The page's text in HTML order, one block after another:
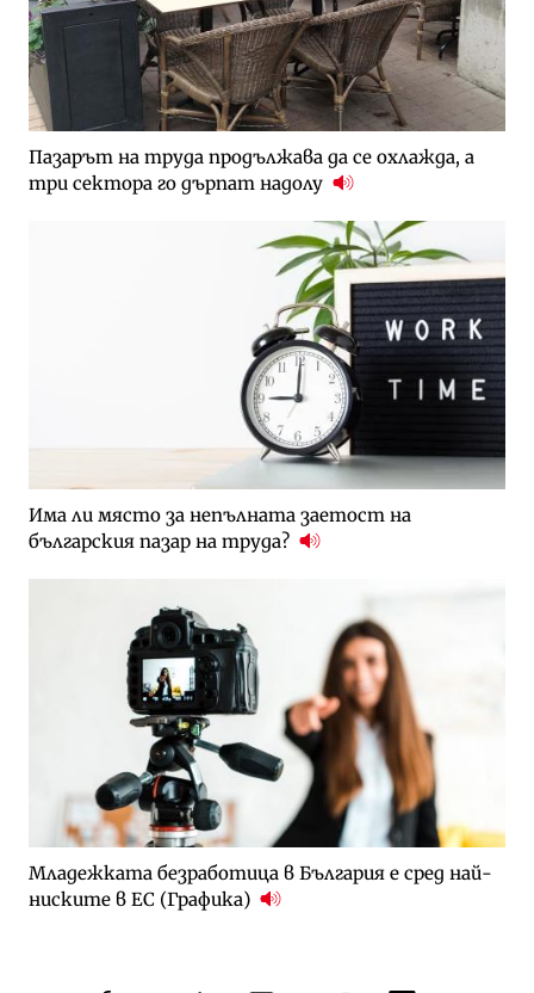
Пазарът на труда продължава да се охлажда, а
три сектора го дърпат надолу
Има ли място за непълната заетост на
българския пазар на труда?
Младежката безработица в България е сред най-
ниските в ЕС (Графика)